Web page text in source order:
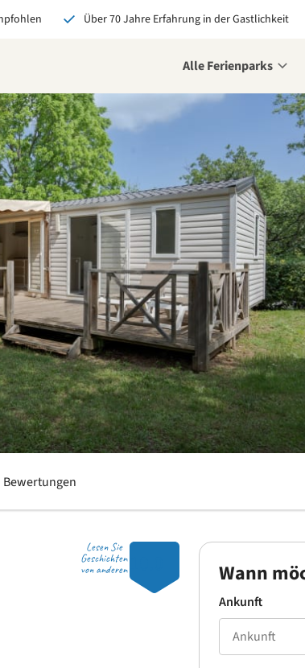
Über 70 Jahre Erfahrung in der Gastlichkeit
Alle Ferienparks
Bewertungen
Lesen Sie
Geschichten
von anderen
Wann
Ankunft